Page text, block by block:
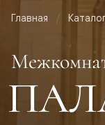
Главная